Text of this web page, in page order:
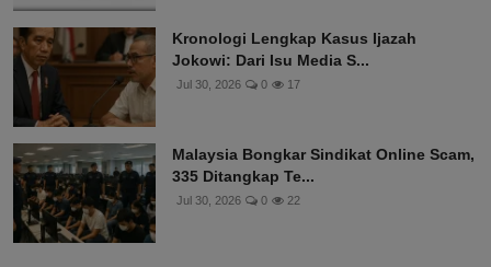
Kronologi Lengkap Kasus Ijazah
Jokowi: Dari Isu Media S...
Jul 30, 2026 0 17
Malaysia Bongkar Sindikat Online Scam,
335 Ditangkap Te...
Jul 30, 2026 0 22